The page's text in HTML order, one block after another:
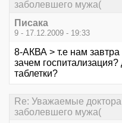
заболевшего мужа(
Писака
9 - 17.12.2009 - 19:33
8-АКВА > т.е нам
зачем
таблетки?
Re: Уважаемые
заболевшего мужа(